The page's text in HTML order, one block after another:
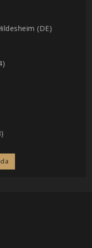
(DE)